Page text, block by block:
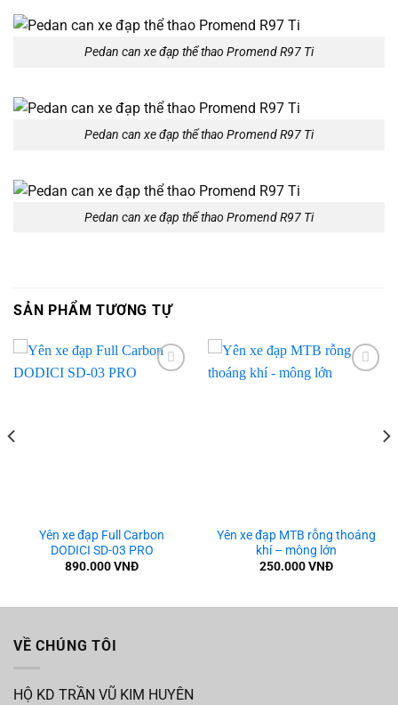
Pedan can xe đạp thể thao Promend R97 Ti
Pedan can xe đạp thể thao Promend R97 Ti
Pedan can xe đạp thể thao Promend R97 Ti
SẢN PHẨM TƯƠNG TỰ
Yên xe đạp Full Carbon
DODICI SD-03 PRO
890.000VNĐ
Yên xe đạp MTB rỗng thoáng
khí – mông lớn
250.000VNĐ
VỀ CHÚNG TÔI
HỘ KD TRẦN VŨ KIM HUYÊN